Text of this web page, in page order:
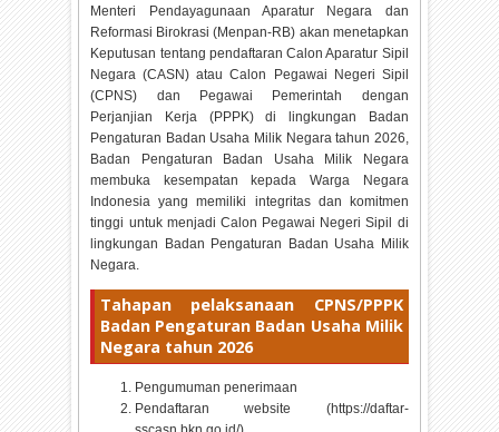
Menteri Pendayagunaan Aparatur Negara dan
Reformasi Birokrasi (Menpan-RB) akan menetapkan
Keputusan tentang pendaftaran Calon Aparatur Sipil
Negara (CASN) atau Calon Pegawai Negeri Sipil
(CPNS) dan Pegawai Pemerintah dengan
Perjanjian Kerja (PPPK) di lingkungan Badan
Pengaturan Badan Usaha Milik Negara tahun 2026,
Badan Pengaturan Badan Usaha Milik Negara
membuka kesempatan kepada Warga Negara
Indonesia yang memiliki integritas dan komitmen
tinggi untuk menjadi Calon Pegawai Negeri Sipil di
lingkungan Badan Pengaturan Badan Usaha Milik
Negara.
Tahapan pelaksanaan CPNS/PPPK
Badan Pengaturan Badan Usaha Milik
Negara tahun 2026
Pengumuman penerimaan
Pendaftaran website (https://daftar-